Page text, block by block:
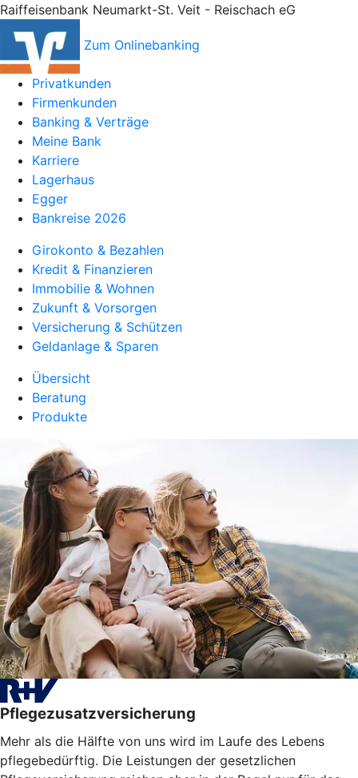
Raiffeisenbank Neumarkt-St. Veit - Reischach eG
Zum Onlinebanking
Privatkunden
Firmenkunden
Banking & Verträge
Meine Bank
Karriere
Lagerhaus
Egger
Bankreise 2026
Girokonto & Bezahlen
Kredit & Finanzieren
Immobilie & Wohnen
Zukunft & Vorsorgen
Versicherung & Schützen
Geldanlage & Sparen
Übersicht
Beratung
Produkte
Pflegezusatzversicherung
Mehr als die Hälfte von uns wird im Laufe des Lebens
pflegebedürftig. Die Leistungen der gesetzlichen